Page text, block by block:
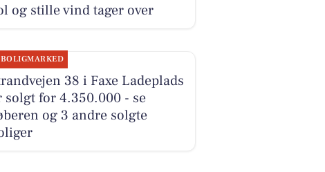
og stille vind tager over
BOLIGMARKED
38 i Faxe Ladeplads
solgt for 4.350.000 - se
og 3 andre solgte